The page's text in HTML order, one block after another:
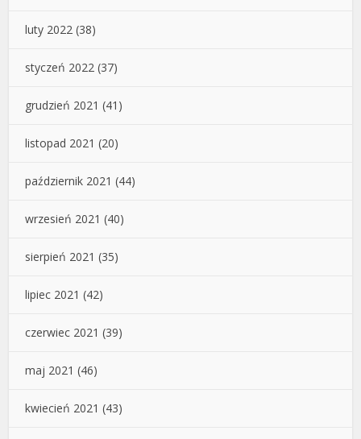
luty 2022 (38)
styczeń 2022 (37)
grudzień 2021 (41)
listopad 2021 (20)
październik 2021 (44)
wrzesień 2021 (40)
sierpień 2021 (35)
lipiec 2021 (42)
czerwiec 2021 (39)
maj 2021 (46)
kwiecień 2021 (43)